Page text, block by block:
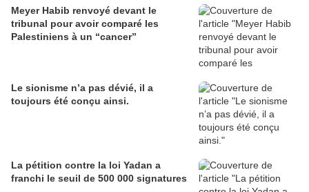
Meyer Habib renvoyé devant le
tribunal pour avoir comparé les
Palestiniens à un “cancer”
Le sionisme n’a pas dévié, il a
toujours été conçu ainsi.
La pétition contre la loi Yadan a
franchi le seuil de 500 000 signatures